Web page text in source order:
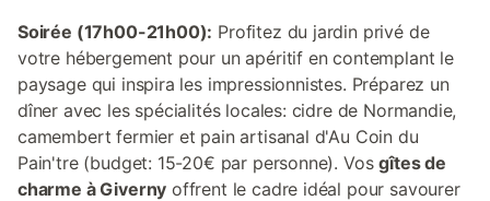
Soirée (17h00-21h00): Profitez du jardin privé de
votre hébergement pour un apéritif en contemplant le
paysage qui inspira les impressionnistes. Préparez un
dîner avec les spécialités locales: cidre de Normandie,
camembert fermier et pain artisanal d'Au Coin du
Pain'tre (budget: 15-20€ par personne). Vosgîtes de
charme à Giverny offrent le cadre idéal pour savourer